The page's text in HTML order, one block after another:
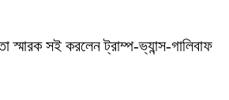
স্মারক সই করলেন ট্রাম্প-ভ্যান্স-গালিবাফ